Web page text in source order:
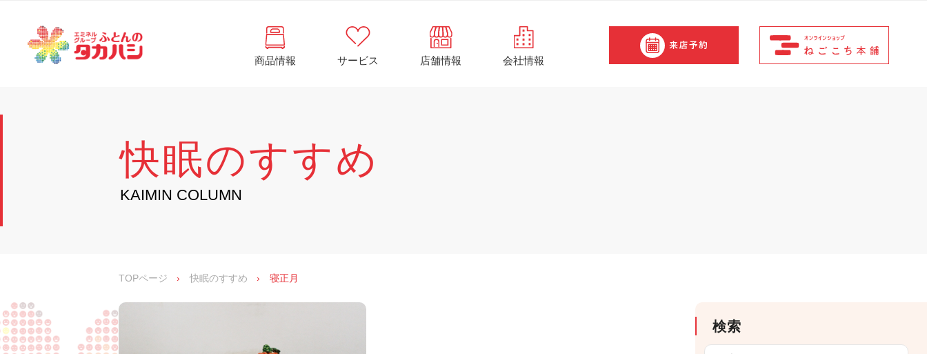
ッ
商品情報 サービス 店舗情報 会社情報
快眠のすすめ
KAIMIN COLUMN
TOPページ › 快眠のすすめ › 寝正月
検索
ん
の